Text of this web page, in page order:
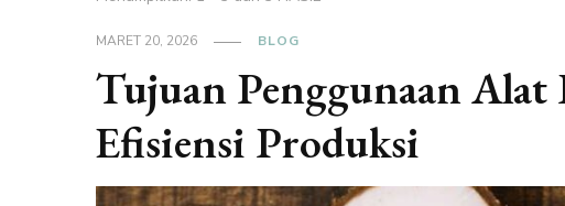
MARET 20, 2026 BLOG
Tujuan Penggunaan Alat
Efisiensi Produksi